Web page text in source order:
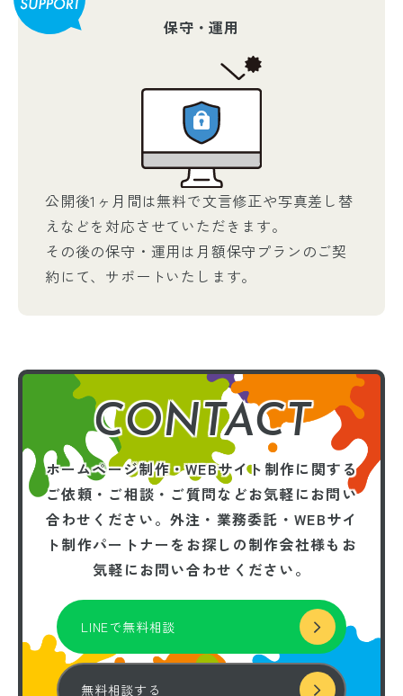
保守・運用
公開後1ヶ月間は無料で文言修正や写真差し替
えなどを対応させていただきます。
その後の保守・運用は月額保守プランのご契
約にて、サポートいたします。
CONTACT
ホームページ制作・WEBサイト制作に関する
ご依頼・ご相談・ご質問などお気軽にお問い
合わせください。 外注・業務委託・WEBサイ
ト制作パートナーを お探しの制作会社様もお
気軽にお問い合わせください。
LINEで無料相談
無料相談する